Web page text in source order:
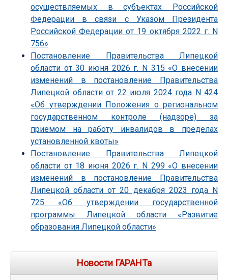
осуществляемых в субъектах Российской
Федерации в связи с Указом Президента
Российской Федерации от 19 октября 2022 г. N
756»
Постановление Правительства Липецкой
области от 30 июня 2026 г. N 315 «О внесении
изменений в постановление Правительства
Липецкой области от 22 июля 2024 года N 424
«Об утверждении Положения о региональном
государственном контроле (надзоре) за
приемом на работу инвалидов в пределах
установленной квоты»
Постановление Правительства Липецкой
области от 18 июня 2026 г. N 299 «О внесении
изменений в постановление Правительства
Липецкой области от 20 декабря 2023 года N
725 «Об утверждении государственной
программы Липецкой области «Развитие
образования Липецкой области»
Новости ГАРАНТа